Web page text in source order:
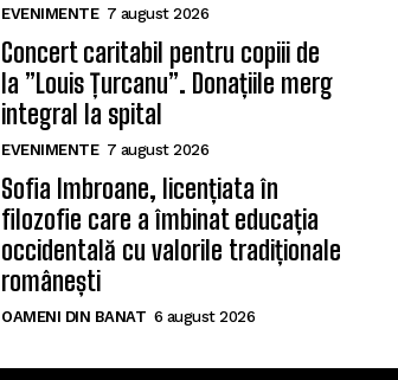
EVENIMENTE 7 august 2026
Concert caritabil pentru copiii de
la ”Louis Țurcanu”. Donațiile merg
integral la spital
EVENIMENTE 7 august 2026
Sofia Imbroane, licențiata în
filozofie care a îmbinat educația
occidentală cu valorile tradiționale
românești
OAMENI DIN BANAT 6 august 2026